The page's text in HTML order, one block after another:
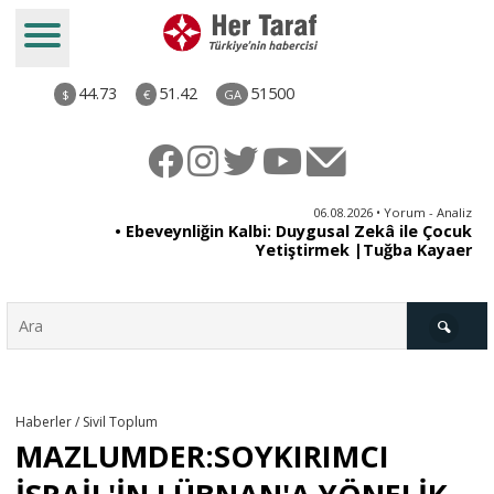
$ 44.73 € 51.42 GA 51500
06.08.2026 • Yorum - Analiz
• Ebeveynliğin Kalbi: Duygusal Zekâ ile Çocuk
Yetiştirmek |Tuğba Kayaer
Haberler / Sivil Toplum
MAZLUMDER:SOYKIRIMCI